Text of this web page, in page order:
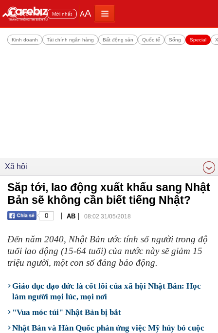
Đọc nhiều Mới nhất AA
Kinh doanh Tài chính ngân hàng Bất động sản Quốc tế Sống Special
Xã hội
Săp tới, lao động xuất khẩu sang Nhật
Bản sẽ không cần biết tiếng Nhật?
0 | AB | 08:02 31/05/2018
Đến năm 2040, Nhật Bản ước tính số người trong độ
tuổi lao động (15-64 tuổi) của nước này sẽ giảm 15
triệu người, một con số đáng báo động.
Giáo dục đạo đức là cốt lõi của xã hội Nhật Bản: Học
làm người mọi lúc, mọi nơi
"Vua móc túi" Nhật Bản bị bắt
Nhật Bản và Hàn Quốc phản ứng việc Mỹ hủy bỏ cuộc